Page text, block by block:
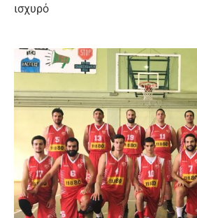
ισχυρό